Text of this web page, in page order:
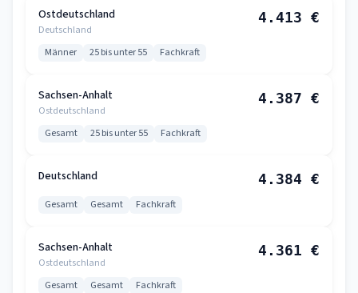
Ostdeutschland
Deutschland
4.413 €
Männer 25 bis unter 55 Fachkraft
Sachsen-Anhalt
Ostdeutschland
4.387 €
Gesamt 25 bis unter 55 Fachkraft
Deutschland 4.384 €
Gesamt Gesamt Fachkraft
Sachsen-Anhalt
Ostdeutschland
4.361 €
Gesamt Gesamt Fachkraft